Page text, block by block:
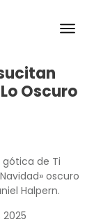
Oscuro
gótica de Ti
oscuro
Halpern.